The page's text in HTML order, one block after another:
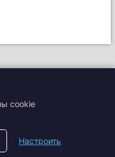
+7 (495) 204-19-33
zakaz@smtrading.ru
cookie
Настроить